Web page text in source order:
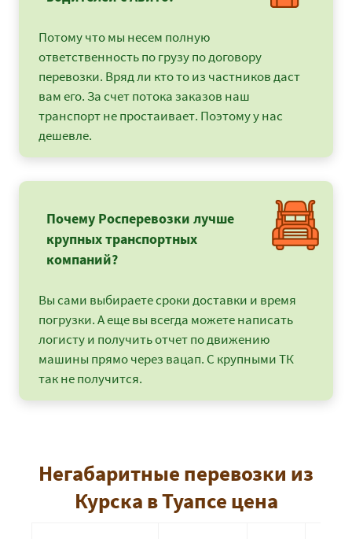
Потому что мы несем полную
ответственность по грузу по договору
перевозки. Вряд ли кто то из частников даст
вам его. За счет потока заказов наш
транспорт не простаивает. Поэтому у нас
дешевле.
Почему Росперевозки лучше
крупных транспортных
компаний?
Вы сами выбираете сроки доставки и время
погрузки. А еще вы всегда можете написать
логисту и получить отчет по движению
машины прямо через вацап. С крупными ТК
так не получится.
Негабаритные перевозки из
Курска в Туапсе цена